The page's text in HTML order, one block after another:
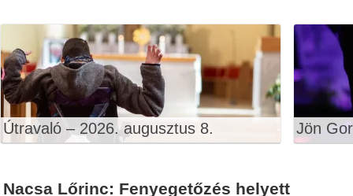
Útravaló – 2026. augusztus 8. Jön
Nacsa Lőrinc: Fenyegetőzés helyett